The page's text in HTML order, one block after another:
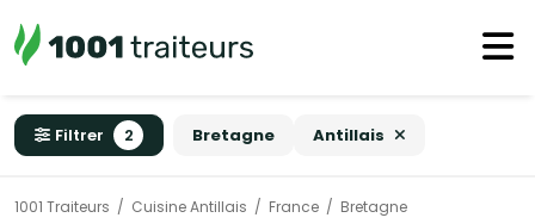
Filtrer 2 Bretagne Antillais
1001 Traiteurs Cuisine Antillais France Bretagne